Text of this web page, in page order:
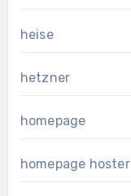
heise
hetzner
homepage
homepage hoster